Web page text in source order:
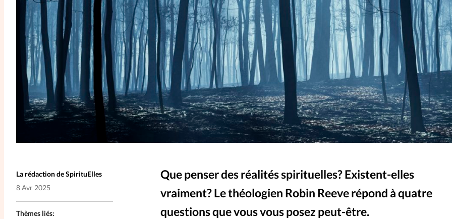
Que penser des réalités spirituelles? Existent-elles
vraiment? Le théologien Robin Reeve répond à quatre
questions que vous vous posez peut-être.
La rédaction de SpirituElles
8 Avr 2025
Thèmes liés: